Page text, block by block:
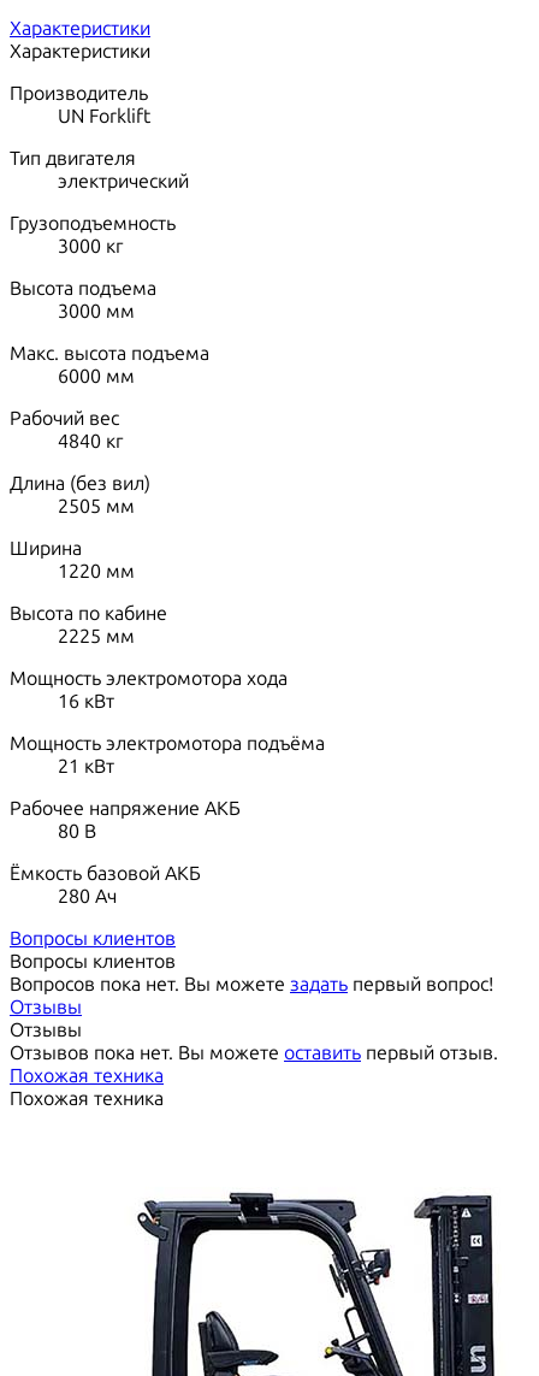
Характеристики
Характеристики
Производитель
UN Forklift
Тип двигателя
электрический
Грузоподъемность
3000 кг
Высота подъема
3000 мм
Макс. высота подъема
6000 мм
Рабочий вес
4840 кг
Длина (без вил)
2505 мм
Ширина
1220 мм
Высота по кабине
2225 мм
Мощность электромотора хода
16 кВт
Мощность электромотора подъёма
21 кВт
Рабочее напряжение АКБ
80 В
Ёмкость базовой АКБ
280 Ач
Вопросы клиентов
Вопросы клиентов
Вопросов пока нет. Вы можете задать первый вопрос!
Отзывы
Отзывы
Отзывов пока нет. Вы можете оставить первый отзыв.
Похожая техника
Похожая техника